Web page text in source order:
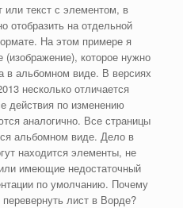
или текст с элементом, в
отобразить на отдельной
На этом примере я
которое нужно
в альбомном виде. В версиях
несколько отличается
действия по изменению
аналогично. Все страницы
альбомном виде. Дело в
находится элементы, не
имеющие недостаточный
по умолчанию. Почему
лист в Ворде?